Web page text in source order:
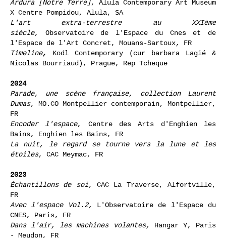
2026
Ardura [Notre Terre], Alula Contemporary Art Museum
X Centre Pompidou, Alula, SA
L'art extra-terrestre au XXIème
siècle,
Observatoire de l'Espace du Cnes et de
l'Espace de l'Art Concret, Mouans-Sartoux
Nicolas Bourriaud), Prague, Rep Tcheque
2024
Parade, une scène française, collection Laurent
Dumas,MO.CO Montpellier contemporain, Montpellier,
FR
Encoder l'espace, Centre des Arts d'Enghien les
Bains, Enghien les Bains, FR
étoiles
2023
Échantillons de soi, CAC La Traverse, Alfortville,
FR
Avec l'espace Vol.2,L'Observatoire de l'Espace du
CNES, Paris, FR